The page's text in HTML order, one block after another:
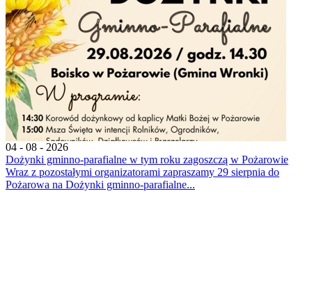
04 - 08 - 2026
Dożynki gminno-parafialne w tym roku zagoszczą w Pożarowie
Wraz z pozostałymi organizatorami zapraszamy 29 sierpnia do
Pożarowa na Dożynki gminno-parafialne...